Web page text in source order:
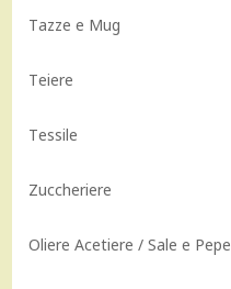
Tazze e Mug
Teiere
Tessile
Zuccheriere
Oliere Acetiere / Sale e Pepe